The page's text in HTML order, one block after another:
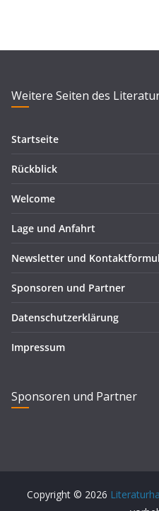
Weitere Seiten des
Startseite
Rückblick
Welcome
Lage und Anfahrt
Newsletter und
Sponsoren und Partner
Datenschutzerklärung
Impressum
Sponsoren und Partner
Copyright © 2026